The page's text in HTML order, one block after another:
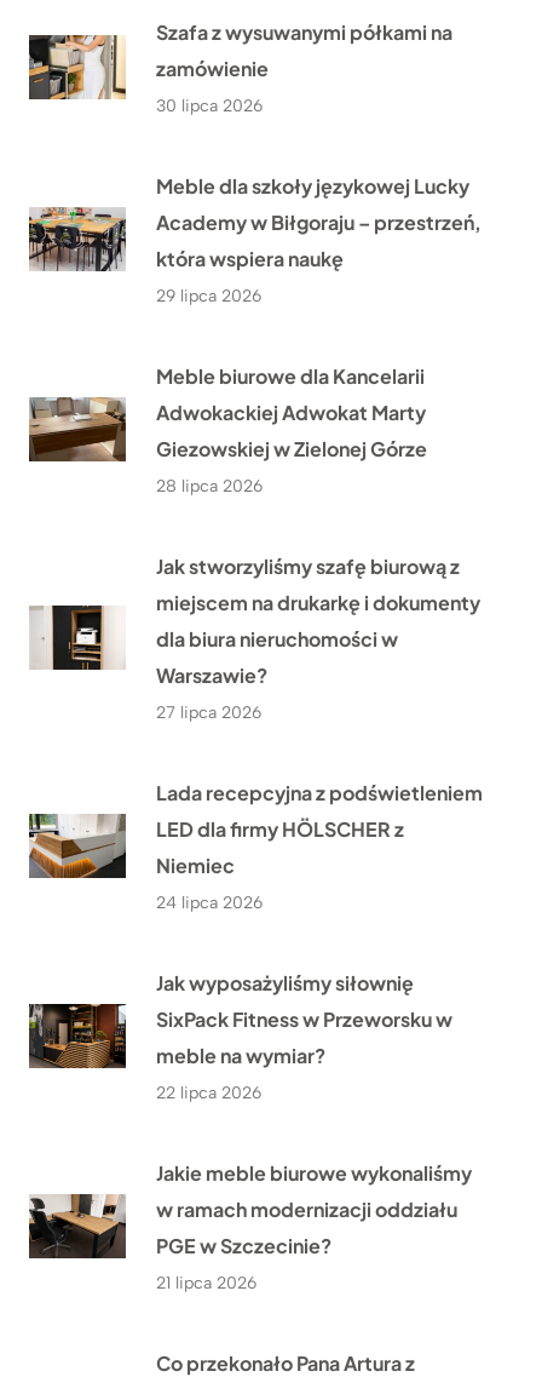
Szafa z wysuwanymi półkami na
zamówienie
30 lipca 2026
Meble dla szkoły językowej Lucky
Academy w Biłgoraju – przestrzeń,
która wspiera naukę
29 lipca 2026
Meble biurowe dla Kancelarii
Adwokackiej Adwokat Marty
Giezowskiej w Zielonej Górze
28 lipca 2026
Jak stworzyliśmy szafę biurową z
miejscem na drukarkę i dokumenty
dla biura nieruchomości w
Warszawie?
27 lipca 2026
Lada recepcyjna z podświetleniem
LED dla firmy HÖLSCHER z
Niemiec
24 lipca 2026
Jak wyposażyliśmy siłownię
SixPack Fitness w Przeworsku w
meble na wymiar?
22 lipca 2026
Jakie meble biurowe wykonaliśmy
w ramach modernizacji oddziału
PGE w Szczecinie?
21 lipca 2026
Co przekonało Pana Artura z